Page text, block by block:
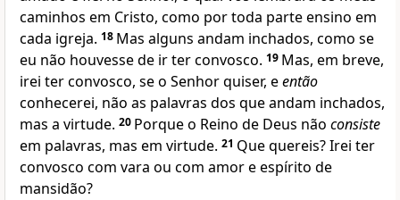
caminhos em Cristo, como por toda parte ensino em
cada igreja. 18 Mas alguns andam inchados, como se
eu não houvesse de ir ter convosco. 19 Mas, em breve,
irei ter convosco, se o Senhor quiser, eentão
conhecerei, não as palavras dos que andam inchados,
mas a virtude. 20 Porque o Reino de Deus não consiste
em palavras, mas em virtude. 21 Que quereis? Irei ter
convosco com vara ou com amor e espírito de
mansidão?